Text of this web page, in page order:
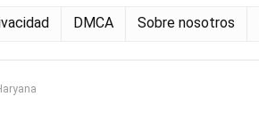
DMCA Sobre nosotros